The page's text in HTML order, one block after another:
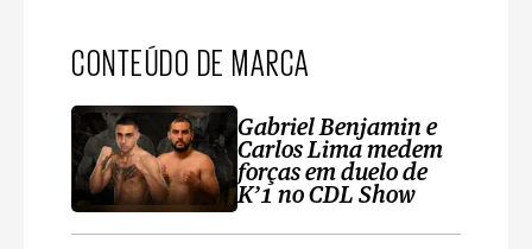
CONTEÚDO DE MARCA
Gabriel Benjamin e
Carlos Lima medem
forças em duelo de
K’1 no CDL Show